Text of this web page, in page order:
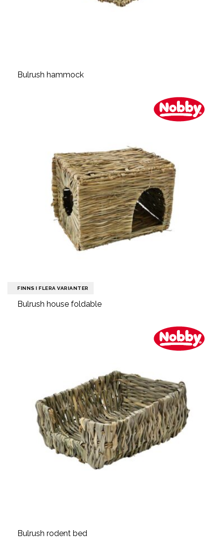
Bulrush hammock
FINNS I FLERA VARIANTER
Bulrush house foldable
Bulrush rodent bed